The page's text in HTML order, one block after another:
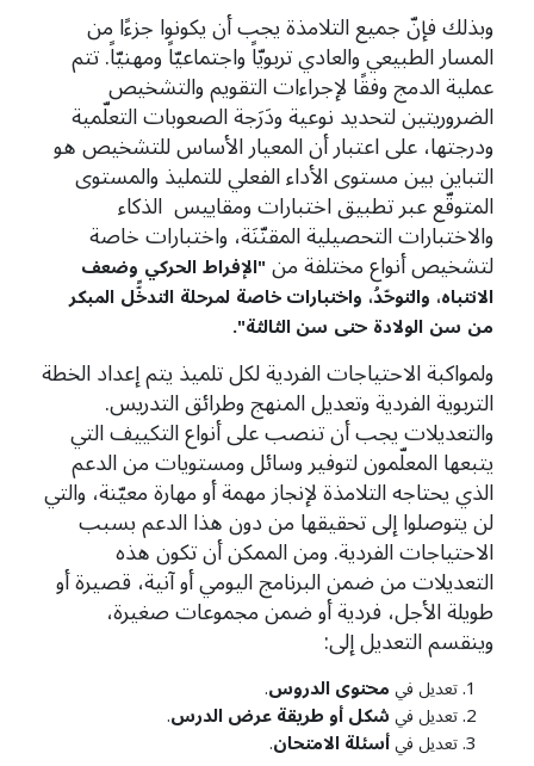
وبذلك فإنّ جميع التلامذة يجب أن يكونوا جزءًا من
المسار الطبيعي والعادي تربويّاً واجتماعيّاً ومهنيّاً. تتم
عملية الدمج وفقًا لإجراءات التقويم والتشخيص
الضروريتين لتحديد نوعية ودَرَجة الصعوبات التعلّمية
ودرجتها، على اعتبار أن المعيار الأساس للتشخيص هو
التباين بين مستوى الأداء الفعلي للتمليذ والمستوى
المتوقّع عبر تطبيق اختبارات ومقاييس الذكاء
والاختبارات التحصيلية المقنّنَة، واختبارات خاصة
لتشخيص أنواع مختلفة من"الإفراطالحركي وضعف
الانتباه، والتوحّدُ، واختبارات خاصة لمرحلة التدخًّل المبكر
من سن الولادة حتى سن الثالثة".
ولمواكبة الاحتياجات الفردية لكل تلميذ يتم إعداد الخطة
التربوية الفردية وتعديل المنهج وطرائق التدريس.
والتعديلات يجب أن تنصب على أنواع التكييف التي
يتبعها المعلّمون لتوفير وسائل ومستويات من الدعم
الذي يحتاجه التلامذة لإنجاز مهمة أو مهارة معيّنة، والتي
لن يتوصلوا إلى تحقيقها من دون هذا الدعم بسبب
الاحتياجات الفردية. ومن الممكن أن تكون هذه
التعديلات من ضمن البرنامج اليومي أو آنية، قصيرة أو
طويلة الأجل، فردية أو ضمن مجموعات صغيرة،
وينقسم التعديل إلى:
تعديل فيمحتوىالدروس.
تعديل فيشكلأوطريقة عرضالدرس.
تعديل فيأسئلةالامتحان.